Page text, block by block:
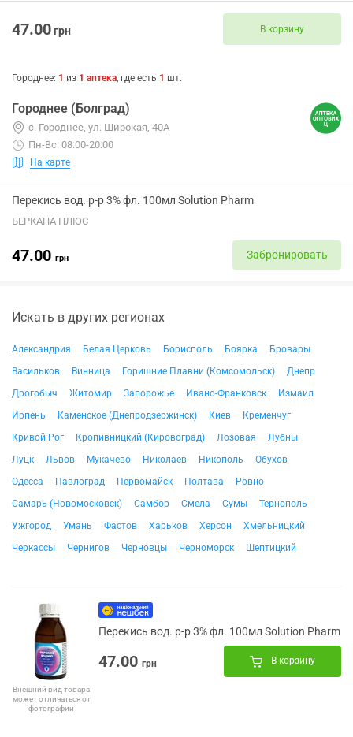
47.00грн В корзину
Городнее: 1 из 1 аптека, где есть 1 шт.
Городнее (Болград)
с. Городнее, ул. Широкая, 40А
Пн-Вс: 08:00-20:00
На карте
Перекись вод. р-р 3% фл. 100мл Solution Pharm
БЕРКАНА ПЛЮС
47.00 грн Забронировать
Искать в других регионах
Александрия Белая Церковь Борисполь Боярка
Бровары
Васильков
Винница Горишние Плавни (Комсомольск)
Днепр
Дрогобыч
Житомир Запорожье Ивано-Франковск
Измаил
Ирпень
Каменское (Днепродзержинск) Киев
Кременчуг
Кривой Рог
Кропивницкий (Кировоград) Лозовая
Лубны
Луцк
Львов Мукачево Николаев Никополь
Обухов
Одесса
Павлоград Первомайск Полтава
Ровно
Самарь (Новомосковск)
Самбор Смела Сумы
Тернополь
Ужгород
Умань Фастов Харьков Херсон
Хмельницкий
Черкассы
Чернигов Черновцы Черноморск Шептицкий
Внешний вид товара
может отличаться от
фотографии
Перекись вод. р-р 3% фл. 100мл Solution Pharm
47.00 грн В корзину